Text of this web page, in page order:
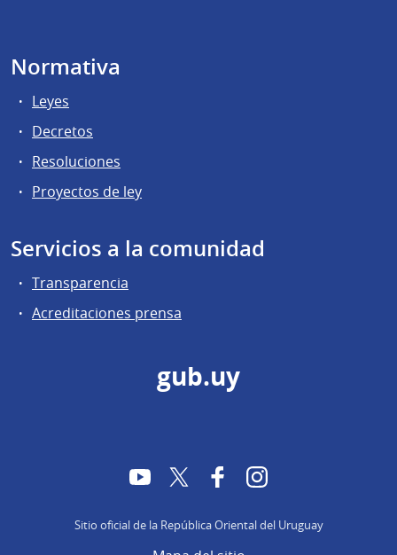
Normativa
Leyes
Decretos
Resoluciones
Proyectos de ley
Servicios a la comunidad
Transparencia
Acreditaciones prensa
gub.uy
YouTubeTwitter FacebookInstagram
Sitio oficial de la República Oriental del Uruguay